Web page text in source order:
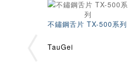
不鏽鋼舌片 TX-500系列
TauGei